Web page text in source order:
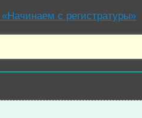
с регистратуры»